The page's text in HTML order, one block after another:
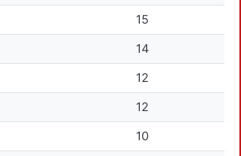
15
14
12
12
10